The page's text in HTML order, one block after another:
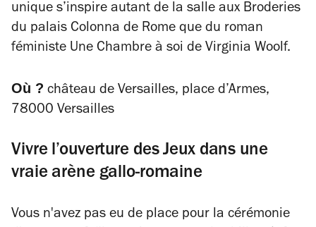
unique s’inspire autant de la salle aux Broderies
du palais Colonna de Rome que du roman
féministe Une Chambre à soi de Virginia Woolf.
Où ? château de Versailles, place d’Armes,
78000 Versailles
Vivre l’ouverture des Jeux dans une
vraie arène gallo-romaine
Vous n'avez pas eu de place pour la cérémonie